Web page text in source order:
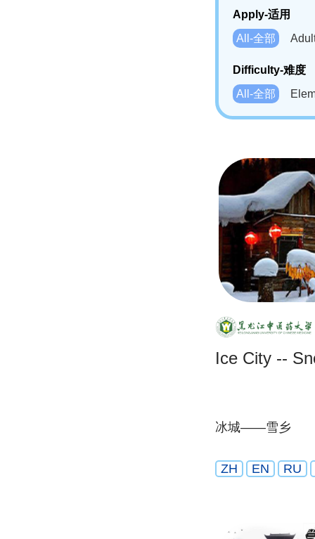
Apply-适用
All-全部
Difficulty-难度
All-全部
Ice City --
冰城——雪乡
ZH EN RU